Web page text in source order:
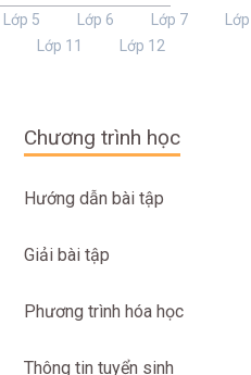
Lớp 5 Lớp 6 Lớp 7
Lớp
Lớp 11 Lớp 12
Chương trình học
Hướng dẫn bài tập
Giải bài tập
Phương trình hóa học
Thông tin tuyển sinh